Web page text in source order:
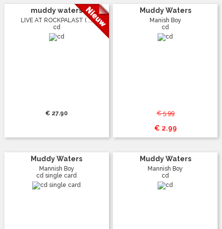
muddy waters
LIVE AT ROCKPALAST ( ...
cd
€ 27.90
Muddy Waters
Manish Boy
cd
€ 5.99
€ 2.99
Muddy Waters
Mannish Boy
cd single card
Muddy Waters
Mannish Boy
cd